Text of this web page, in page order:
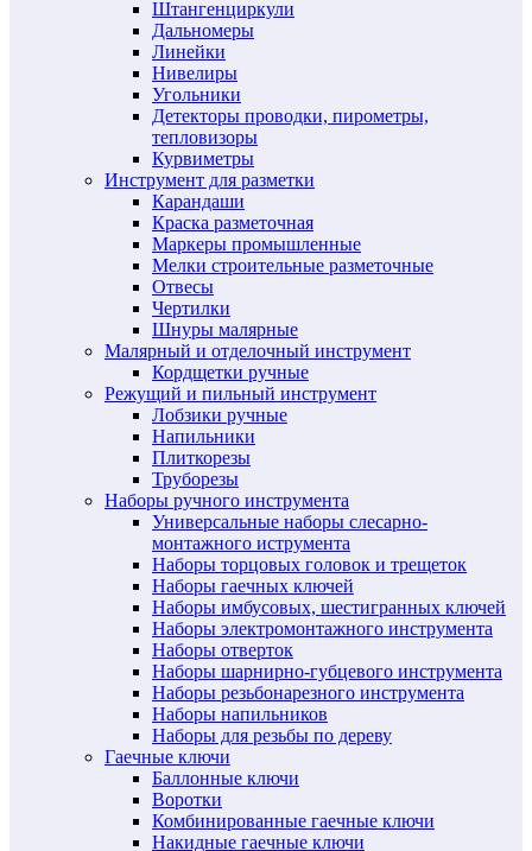
Штангенциркули
Дальномеры
Линейки
Нивелиры
Угольники
Детекторы проводки, пирометры,
тепловизоры
Курвиметры
Инструмент для разметки
Карандаши
Краска разметочная
Маркеры промышленные
Мелки строительные разметочные
Отвесы
Чертилки
Шнуры малярные
Малярный и отделочный инструмент
Кордщетки ручные
Режущий и пильный инструмент
Лобзики ручные
Напильники
Плиткорезы
Труборезы
Наборы ручного инструмента
Универсальные наборы слесарно-
монтажного иструмента
Наборы торцовых головок и трещеток
Наборы гаечных ключей
Наборы имбусовых, шестигранных ключей
Наборы электромонтажного инструмента
Наборы отверток
Наборы шарнирно-губцевого инструмента
Наборы резьбонарезного инструмента
Наборы напильников
Наборы для резьбы по дереву
Гаечные ключи
Баллонные ключи
Воротки
Комбинированные гаечные ключи
Накидные гаечные ключи